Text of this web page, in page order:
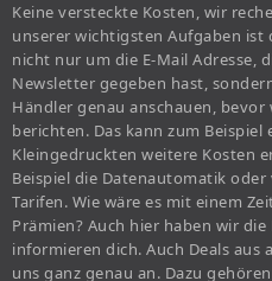
Keine versteckte Kosten, wir
unserer wichtigsten Aufgaben ist
nicht nur um die E-Mail Adresse,
Newsletter gegeben hast,
Händler genau anschauen,
berichten. Das kann zum
Kleingedruckten weitere Kosten
Beispiel die Datenautomatik
Tarifen. Wie wäre es mit einem
Prämien? Auch hier haben wir
informieren dich. Auch Deals aus
uns ganz genau an. Dazu